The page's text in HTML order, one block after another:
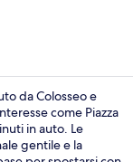
da Colosseo e
come Piazza
in auto. Le
gentile e la